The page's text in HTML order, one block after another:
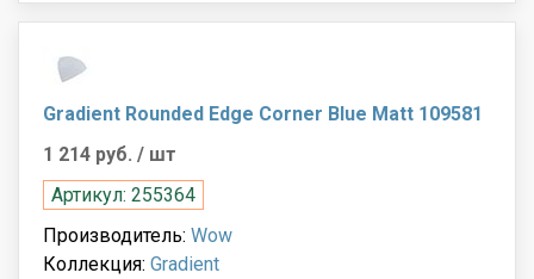
Gradient Rounded Edge Corner Blue Matt 109581
1 214 руб. / шт
Артикул: 255364
Производитель: Wow
Коллекция: Gradient